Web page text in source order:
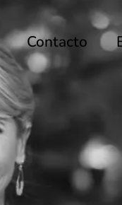
Contacto